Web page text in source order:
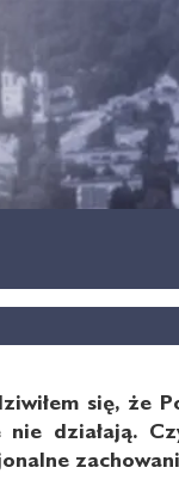
się, że
nie działają.